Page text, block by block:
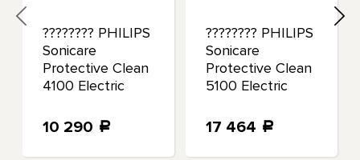
???????? PHILIPS
Sonicare
Protective Clean
4100 Electric
Black HX6810/50
10 290 a
???????? PHILIPS
Sonicare
Protective Clean
5100 Electric
White HX6857
17 464 a